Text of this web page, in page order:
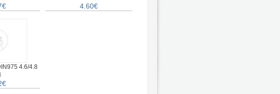
4.60€
4.6/4.8